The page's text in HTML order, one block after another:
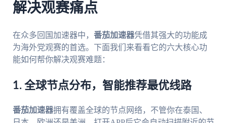
解决观赛痛点
在众多回国加速器中， 番茄加速器凭借其强大的功能成
为海外党观赛的首选。下面我们来看看它的六大核心功
能如何帮你解决观赛难题：
1. 全球节点分布，智能推荐最优线路
番茄加速器拥有覆盖全球的节点网络，不管你在泰国、